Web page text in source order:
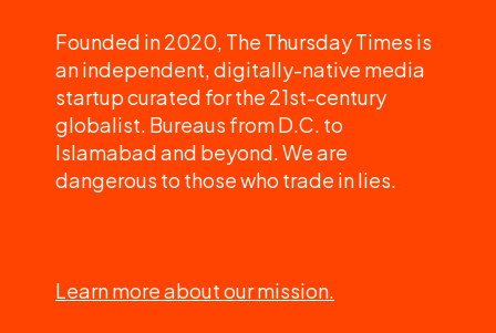
Founded in 2020, The Thursday Times is
an independent, digitally-native media
startup curated for the 21st-century
globalist. Bureaus from D.C. to
Islamabad and beyond. We are
dangerous to those who trade in lies.
Learn more about our mission.